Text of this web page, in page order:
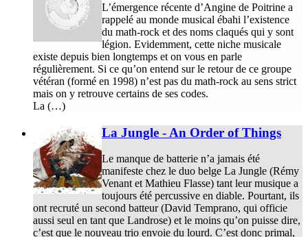
L’émergence récente d’Angine de Poitrine a
rappelé au monde musical ébahi l’existence
du math-rock et des noms claqués qui y sont
légion. Evidemment, cette niche musicale
existe depuis bien longtemps et on vous en parle
régulièrement. Si ce qu’on entend sur le retour de ce groupe
vétéran (formé en 1998) n’est pas du math-rock au sens strict
mais on y retrouve certains de ses codes.
La (…)
La Jungle - An Order of Things
Le manque de batterie n’a jamais été
manifeste chez le duo belge La Jungle (Rémy
Venant et Mathieu Flasse) tant leur musique a
toujours été percussive en diable. Pourtant, ils
ont recruté un second batteur (David Temprano, qui officie
aussi seul en tant que Landrose) et le moins qu’on puisse dire,
c’est que le nouveau trio envoie du lourd. C’est donc primal,